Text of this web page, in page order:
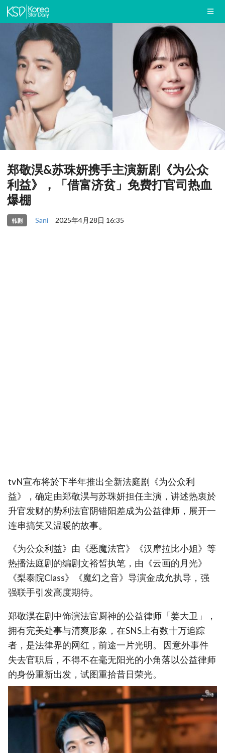
郑敬淏&苏珠妍携手主演新剧《为公众
利益》，「借富济贫」免费打官司热血
爆棚
韩剧 Sani 2025年4月28日 16:35
tvN宣布将於下半年推出全新法庭剧《为公众利
益》，确定由郑敬淏与苏珠妍担任主演，讲述热衷於
升官发财的势利法官阴错阳差成为公益律师，展开一
连串搞笑又温暖的故事。
《为公众利益》由《恶魔法官》《汉摩拉比小姐》等
热播法庭剧的编剧文裕皙执笔，由《云画的月光》
《梨泰院Class》《魔幻之音》导演金成允执导，强
强联手引发高度期待。
郑敬淏在剧中饰演法官厨神的公益律师「姜大卫」，
拥有完美处事与清爽形象，在SNS上有数十万追踪
者，是法律界的网红，前途一片光明。 因意外事件
失去官职后，不得不在毫无阳光的小角落以公益律师
的身份重新出发，试图重拾昔日荣光。